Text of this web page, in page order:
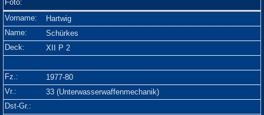
Hartwig
Schürkes
XII P 2
1977-80
33 (Unterwasserwaffenmechanik)